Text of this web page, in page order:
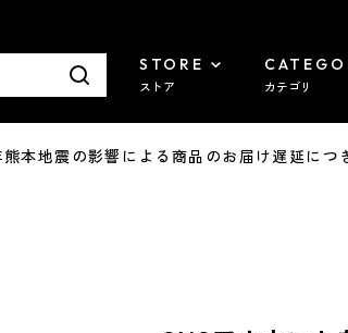
STORE
ストア カテゴリ
地震の影響による商品のお届け遅延につ